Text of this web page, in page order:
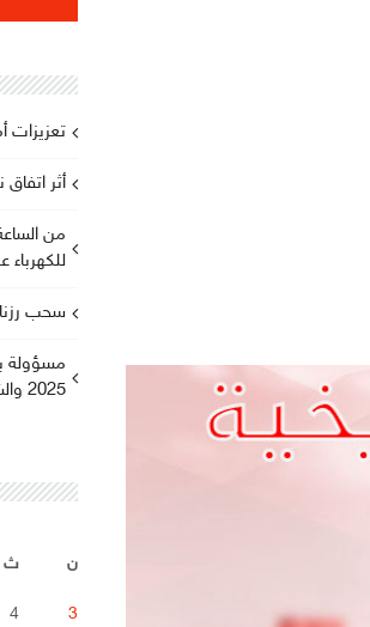
تعزيزات
أثر
من
سحب
مسؤولة
2025 والشركة اتخذت كل التدابير الممكنة
ن
ث
3
4